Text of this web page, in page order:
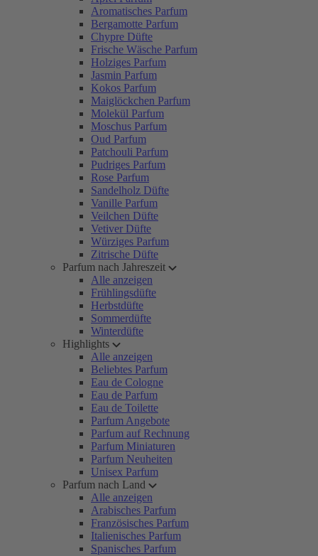
Aromatisches Parfum
Bergamotte Parfum
Chypre Düfte
Frische Wäsche Parfum
Holziges Parfum
Jasmin Parfum
Kokos Parfum
Maiglöckchen Parfum
Molekül Parfum
Moschus Parfum
Oud Parfum
Patchouli Parfum
Pudriges Parfum
Rose Parfum
Sandelholz Düfte
Vanille Parfum
Veilchen Düfte
Vetiver Düfte
Würziges Parfum
Zitrische Düfte
Parfum nach Jahreszeit
Alle anzeigen
Frühlingsdüfte
Herbstdüfte
Sommerdüfte
Winterdüfte
Highlights
Alle anzeigen
Beliebtes Parfum
Eau de Cologne
Eau de Parfum
Eau de Toilette
Parfum Angebote
Parfum auf Rechnung
Parfum Miniaturen
Parfum Neuheiten
Unisex Parfum
Parfum nach Land
Alle anzeigen
Arabisches Parfum
Französisches Parfum
Italienisches Parfum
Spanisches Parfum